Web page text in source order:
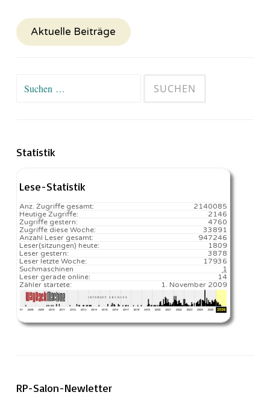
Aktuelle Beiträge
Suchen
Statistik
Lese-Statistik
2140085
Anz. Zugriffe gesamt:
2146
Heutige Zugriffe:
4760
Zugriffe gestern:
33891
Zugriffe diese Woche:
947246
Anzahl Leser gesamt:
1809️
Leser(sitzungen) heute:
3878
Leser gestern:
17936️
Leser letzte Woche:
1
Suchmaschinen
14
Leser gerade online:
1. November 2009
Zähler startete:
RP-Salon-Newletter